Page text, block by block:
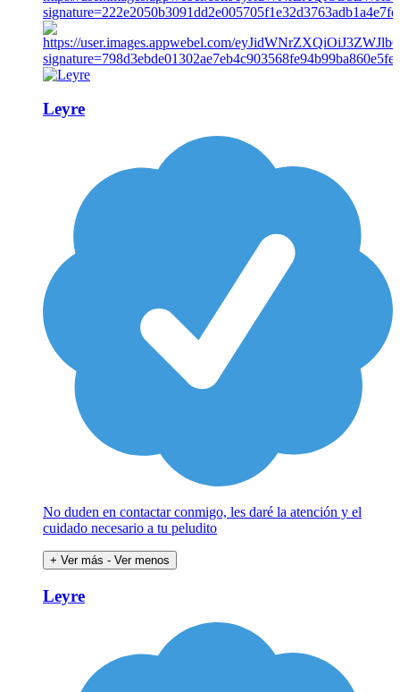
Leyre
No duden en contactar conmigo, les daré la atención y el
cuidado necesario a tu peludito
+ Ver más - Ver menos
Leyre